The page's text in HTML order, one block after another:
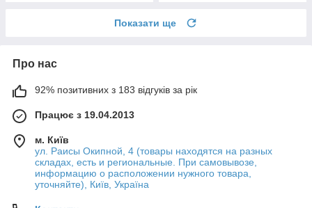
Показати ще
Про нас
92% позитивних з 183 відгуків за рік
Працює з 19.04.2013
м. Київ
ул. Раисы Окипной, 4 (товары находятся на разных
складах, есть и региональные. При самовывозе,
информацию о расположении нужного товара,
уточняйте), Київ, Україна